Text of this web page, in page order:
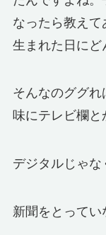
なったら教え
生まれた日にど
そんなのググ
味にテレビ欄と
デジタルじゃな
新聞をとってい